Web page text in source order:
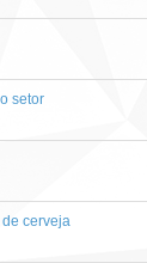
setor
cerveja